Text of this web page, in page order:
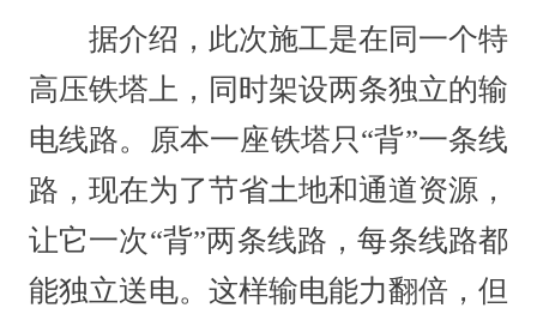
据介绍，此次施工是在同一个特
高压铁塔上，同时架设两条独立的输
电线路。原本一座铁塔只“背”一条线
路，现在为了节省土地和通道资源，
让它一次“背”两条线路，每条线路都
能独立送电。这样输电能力翻倍，但